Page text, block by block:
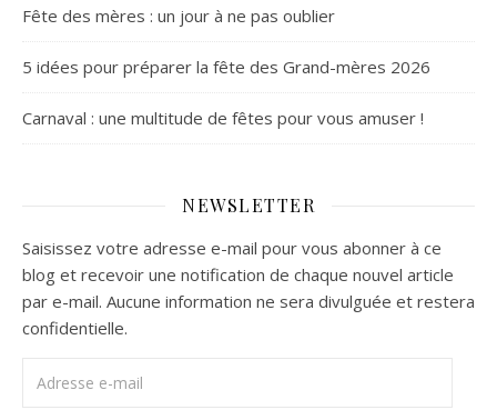
Fête des mères : un jour à ne pas oublier
5 idées pour préparer la fête des Grand-mères 2026
Carnaval : une multitude de fêtes pour vous amuser !
NEWSLETTER
Saisissez votre adresse e-mail pour vous abonner à ce
blog et recevoir une notification de chaque nouvel article
par e-mail. Aucune information ne sera divulguée et restera
confidentielle.